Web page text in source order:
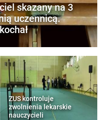
skazany na 3
uczennicą.
ZUS kontroluje
zwolnienia lekarskie
nauczycieli